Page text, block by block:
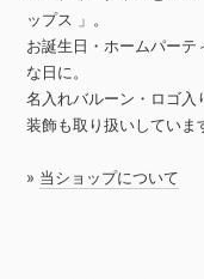
ップス 」。
お誕生日・ホームパー
な日に。
名入れバルーン・ロゴ入
装飾も取り扱いしていま
» 当ショップについて